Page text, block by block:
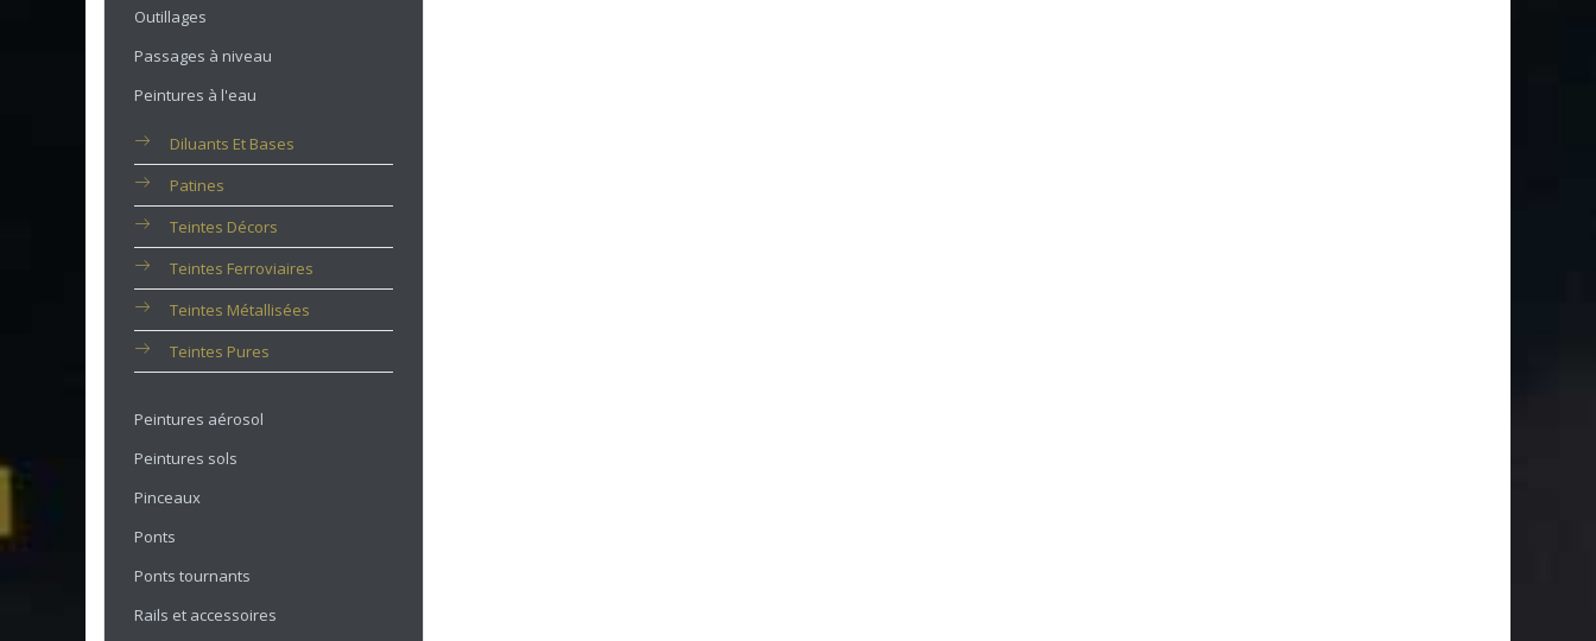
Outillages
Passages à niveau
Peintures à l'eau
Diluants Et Bases
Patines
Teintes Décors
Teintes Ferroviaires
Teintes Métallisées
Teintes Pures
Peintures aérosol
Peintures sols
Pinceaux
Ponts
Ponts tournants
Rails et accessoires